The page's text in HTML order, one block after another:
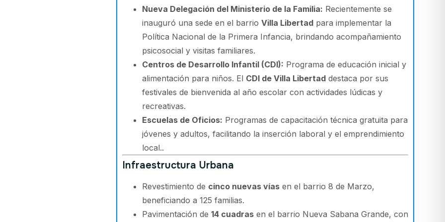
Nueva Delegación del Ministerio de la Familia: Recientemente se
inauguró una sede en el barrio Villa Libertad para implementar la
Política Nacional de la Primera Infancia, brindando acompañamiento
psicosocial y visitas familiares.
Centros de Desarrollo Infantil (CDI): Programa de educación inicial y
alimentación para niños. El CDI de Villa Libertad destaca por sus
festivales de bienvenida al año escolar con actividades lúdicas y
recreativas.
Escuelas de Oficios: Programas de capacitación técnica gratuita para
jóvenes y adultos, facilitando la inserción laboral y el emprendimiento
local..
Infraestructura Urbana
Revestimiento de cinco nuevas vías en el barrio 8 de Marzo,
beneficiando a 125 familias.
Pavimentación de 14 cuadras en el barrio Nueva Sabana Grande, con